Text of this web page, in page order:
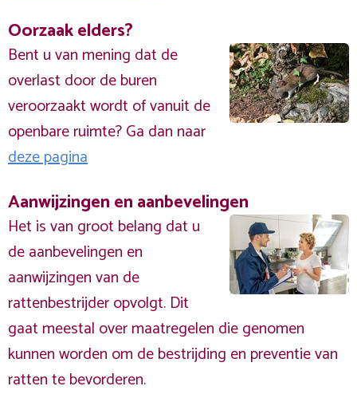
Oorzaak elders?
Bent u van mening dat de
overlast door de buren
veroorzaakt wordt of vanuit de
openbare ruimte? Ga dan naar
deze pagina
Aanwijzingen en aanbevelingen
Het is van groot belang dat u
de aanbevelingen en
aanwijzingen van de
rattenbestrijder opvolgt. Dit
gaat meestal over maatregelen die genomen
kunnen worden om de bestrijding en preventie van
ratten te bevorderen.